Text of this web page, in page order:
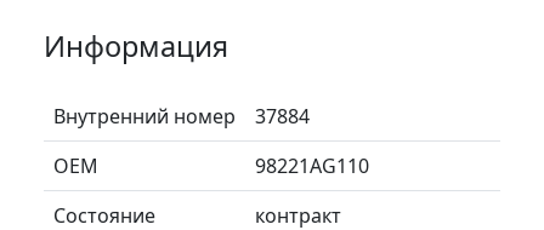
Информация
Внутренний номер
37884
ОЕМ
98221AG110
Состояние
контракт